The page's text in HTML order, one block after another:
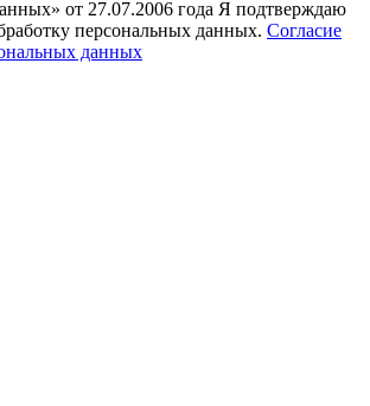
от 27.07.2006 года Я подтверждаю
персональных данных. Согласие
данных